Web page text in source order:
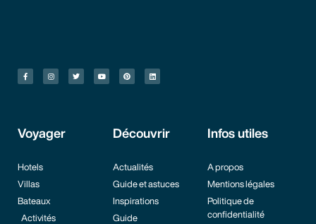
Voyager
Hotels
Villas
Bateaux
Activités
Découvrir
Actualités
Guide et astuces
Inspirations
Guide
Infos utiles
A propos
Mentions légales
Politique de
confidentialité